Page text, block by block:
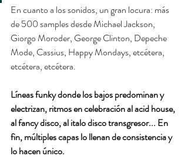
En cuanto a los sonidos, un gran locura: más
de 500 samples desde Michael Jackson,
Giorgo Moroder, George Clinton, Depeche
Mode, Cassius, Happy Mondays, etcétera,
etcétera, etcétera.
Líneas funky donde los bajos predominan y
electrizan, ritmos en celebración al acid house,
al fancy disco, al italo disco transgresor... En
fin, múltiples capas lo llenan de consistencia y
lo hacen único.